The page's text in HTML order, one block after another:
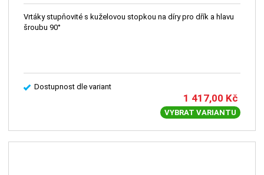
Vrtáky stupňovité s kuželovou stopkou na díry pro dřík a hlavu
šroubu 90°
Dostupnost dle variant
1 417,00 Kč
VYBRAT VARIANTU